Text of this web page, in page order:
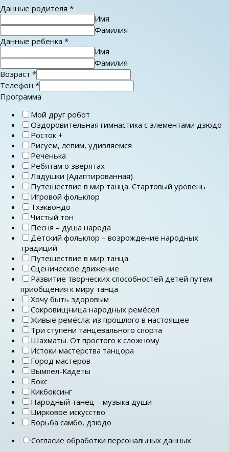
Данные родителя *
Имя
Фамилия
Данные ребенка *
Имя
Фамилия
Возраст *
Телефон *
Программа
Мой друг робот
Оздоровительная гимнастика с элементами дзюдо
Росток +
Рисуем, лепим, удивляемся
Реченька
Ребятам о зверятах
Ладушки (Адаптированная)
Путешествие в мир танца. Стартовый уровень
Игровой фольклор
Тхэквондо
Чистый тон
Песня – душа народа
Детский фольклор – возрождение народных
традиций
Путешествие в мир танца.
Сценическое движение
Развитие творческих способностей детей путем
приобщения к миру танца
Хочу быть здоровым
Сокровищница народных ремёсел
Живые ремёсла: из прошлого в настоящее
Три ступени танцевального спорта
Шахматы. От простого к сложному
Истоки мастерства танцора
Город мастеров
Вымпел-Кадеты
Бокс
Кикбоксинг
Народный танец – музыка души
Цирковое искусство
Борьба самбо, дзюдо
Согласие обработки персональных данных